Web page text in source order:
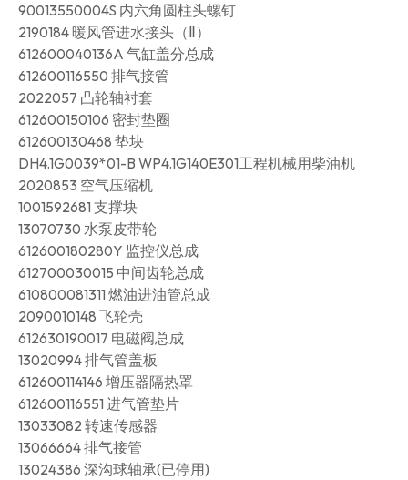
90013550004S 内六角圆柱头螺钉
2190184 暖风管进水接头（Ⅱ）
612600040136A 气缸盖分总成
612600116550 排气接管
2022057 凸轮轴衬套
612600150106 密封垫圈
612600130468 垫块
DH4.1G0039*01-B WP4.1G140E301工程机械用柴油机
2020853 空气压缩机
1001592681 支撑块
13070730 水泵皮带轮
612600180280Y 监控仪总成
612700030015 中间齿轮总成
610800081311 燃油进油管总成
2090010148 飞轮壳
612630190017 电磁阀总成
13020994 排气管盖板
612600114146 增压器隔热罩
612600116551 进气管垫片
13033082 转速传感器
13066664 排气接管
13024386 深沟球轴承(已停用)